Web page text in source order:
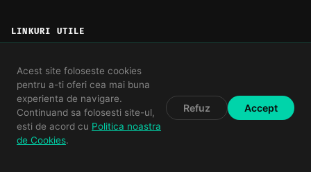
LINKURI UTILE
2026 Telefoane-Tablete.ro - Toate drepturile rezervate.
Acest site foloseste cookies
pentru a-ti oferi cea mai buna
experienta de navigare.
Continuand sa folosesti site-ul,
esti de acord cu Politica noastra
de Cookies.
Refuz Accept